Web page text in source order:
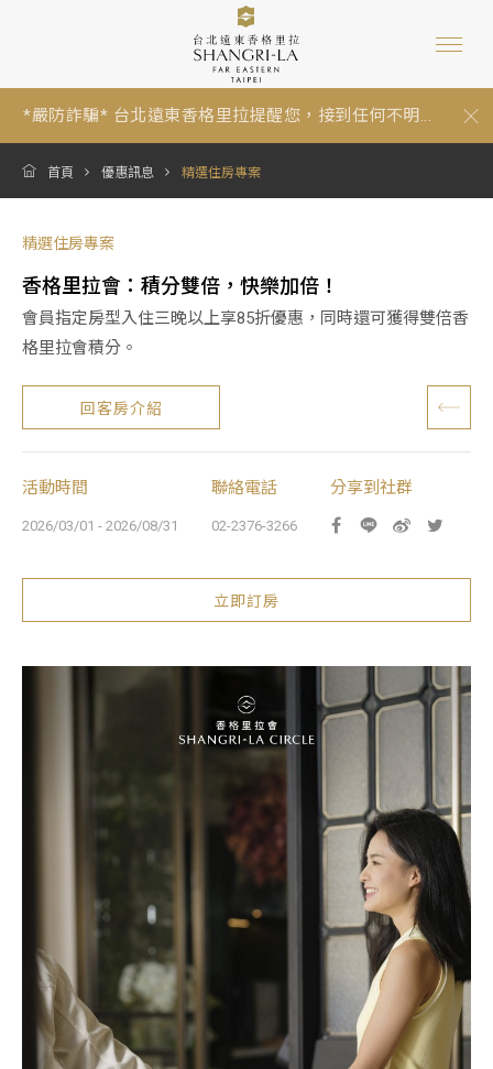
精選住房專案
香格里拉會：積分雙倍，快樂加倍！
會員指定房型入住三晚以上享85折優惠，同時還可獲得雙倍香
格里拉會積分。
回客房介紹
活動時間
2026/03/01 - 2026/08/31
聯絡電話
02-2376-3266
分享到社群
立即訂房
首頁 優惠訊息 精選住房專案
*嚴防詐騙* 台北遠東香格里拉提醒您，接到任何不明...
【暑假期間泳池營運與年度維修調整通知 Summer P...
跟著香格里拉一起環保愛地球：為因應《中華民國環...
*嚴防詐騙* 台北遠東香格里拉提醒您，接到任何不明...
【暑假期間泳池營運與年度維修調整通知 Summer P...